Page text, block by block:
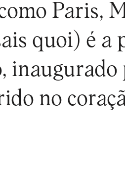
Paris,
quoi) é a
no